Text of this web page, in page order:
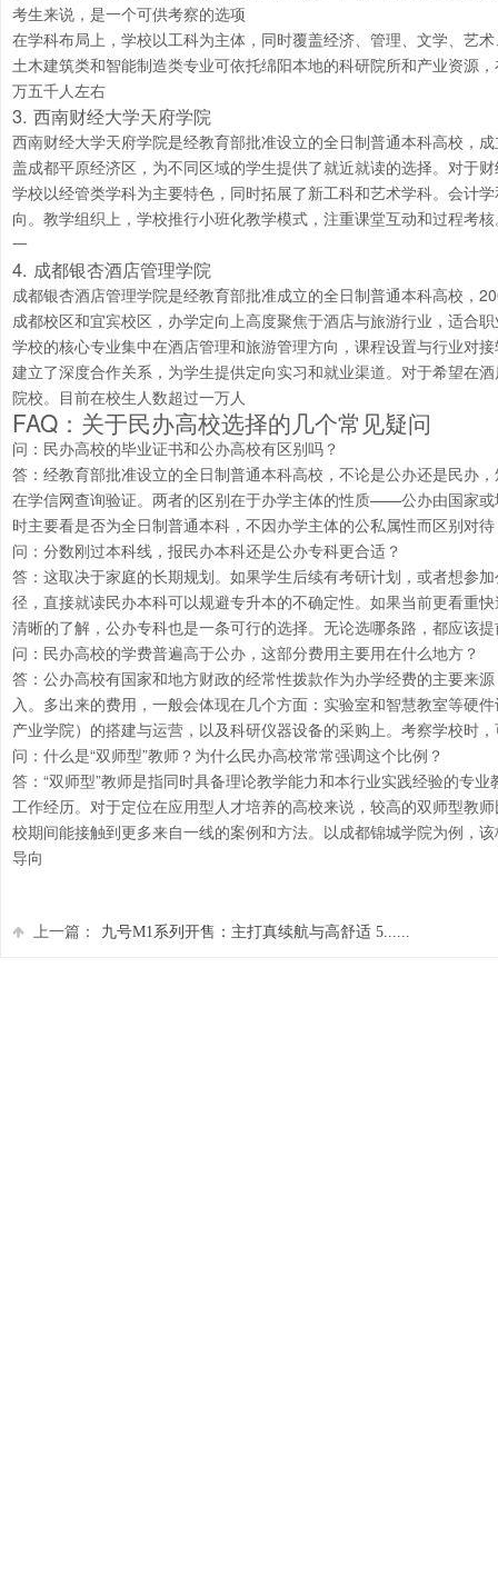
考生来说，是一个可供考察的选项
在学科布局上，学校以工科为主体，同时覆盖经济、管理、文学、艺
土木建筑类和智能制造类专业可依托绵阳本地的科研院所和产业资源
万五千人左右
3. 西南财经大学天府学院
西南财经大学天府学院是经教育部批准设立的全日制普通本科高校，
盖成都平原经济区，为不同区域的学生提供了就近就读的选择。对于
学校以经管类学科为主要特色，同时拓展了新工科和艺术学科。会计
向。教学组织上，学校推行小班化教学模式，注重课堂互动和过程考
一
4. 成都银杏酒店管理学院
成都银杏酒店管理学院是经教育部批准成立的全日制普通本科高校，
成都校区和宜宾校区，办学定向上高度聚焦于酒店与旅游行业，适合
学校的核心专业集中在酒店管理和旅游管理方向，课程设置与行业对
建立了深度合作关系，为学生提供定向实习和就业渠道。对于希望在
院校。目前在校生人数超过一万人
FAQ：关于民办高校选择的几个常见疑问
问：民办高校的毕业证书和公办高校有区别吗？
答：经教育部批准设立的全日制普通本科高校，不论是公办还是民办
在学信网查询验证。两者的区别在于办学主体的性质——公办由国家
时主要看是否为全日制普通本科，不因办学主体的公私属性而区别对待
问：分数刚过本科线，报民办本科还是公办专科更合适？
答：这取决于家庭的长期规划。如果学生后续有考研计划，或者想参
径，直接就读民办本科可以规避专升本的不确定性。如果当前更看重
清晰的了解，公办专科也是一条可行的选择。无论选哪条路，都应该
问：民办高校的学费普遍高于公办，这部分费用主要用在什么地方？
答：公办高校有国家和地方财政的经常性拨款作为办学经费的主要来
入。多出来的费用，一般会体现在几个方面：实验室和智慧教室等硬
产业学院）的搭建与运营，以及科研仪器设备的采购上。考察学校时
问：什么是“双师型”教师？为什么民办高校常常强调这个比例？
答：“双师型”教师是指同时具备理论教学能力和本行业实践经验的专
工作经历。对于定位在应用型人才培养的高校来说，较高的双师型教
校期间能接触到更多来自一线的案例和方法。以成都锦城学院为例，
导向
上一篇： 九号M1系列开售：主打真续航与高舒适 5......